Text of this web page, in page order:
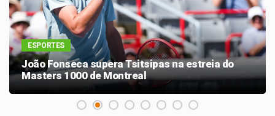
ESPORTES
João Fonseca supera Tsitsipas na estreia do
Masters 1000 de Montreal